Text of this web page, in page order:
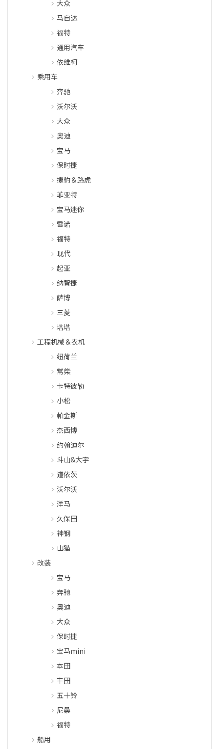
大众
马自达
福特
通用汽车
依维柯
乘用车
奔驰
沃尔沃
大众
奥迪
宝马
保时捷
捷豹＆路虎
菲亚特
宝马迷你
雷诺
福特
现代
起亚
纳智捷
萨博
三菱
塔塔
工程机械＆农机
纽荷兰
常柴
卡特彼勒
小松
帕金斯
杰西博
约翰迪尔
斗山&大宇
道依茨
沃尔沃
洋马
久保田
神钢
山猫
改装
宝马
奔驰
奥迪
大众
保时捷
宝马mini
本田
丰田
五十铃
尼桑
福特
船用